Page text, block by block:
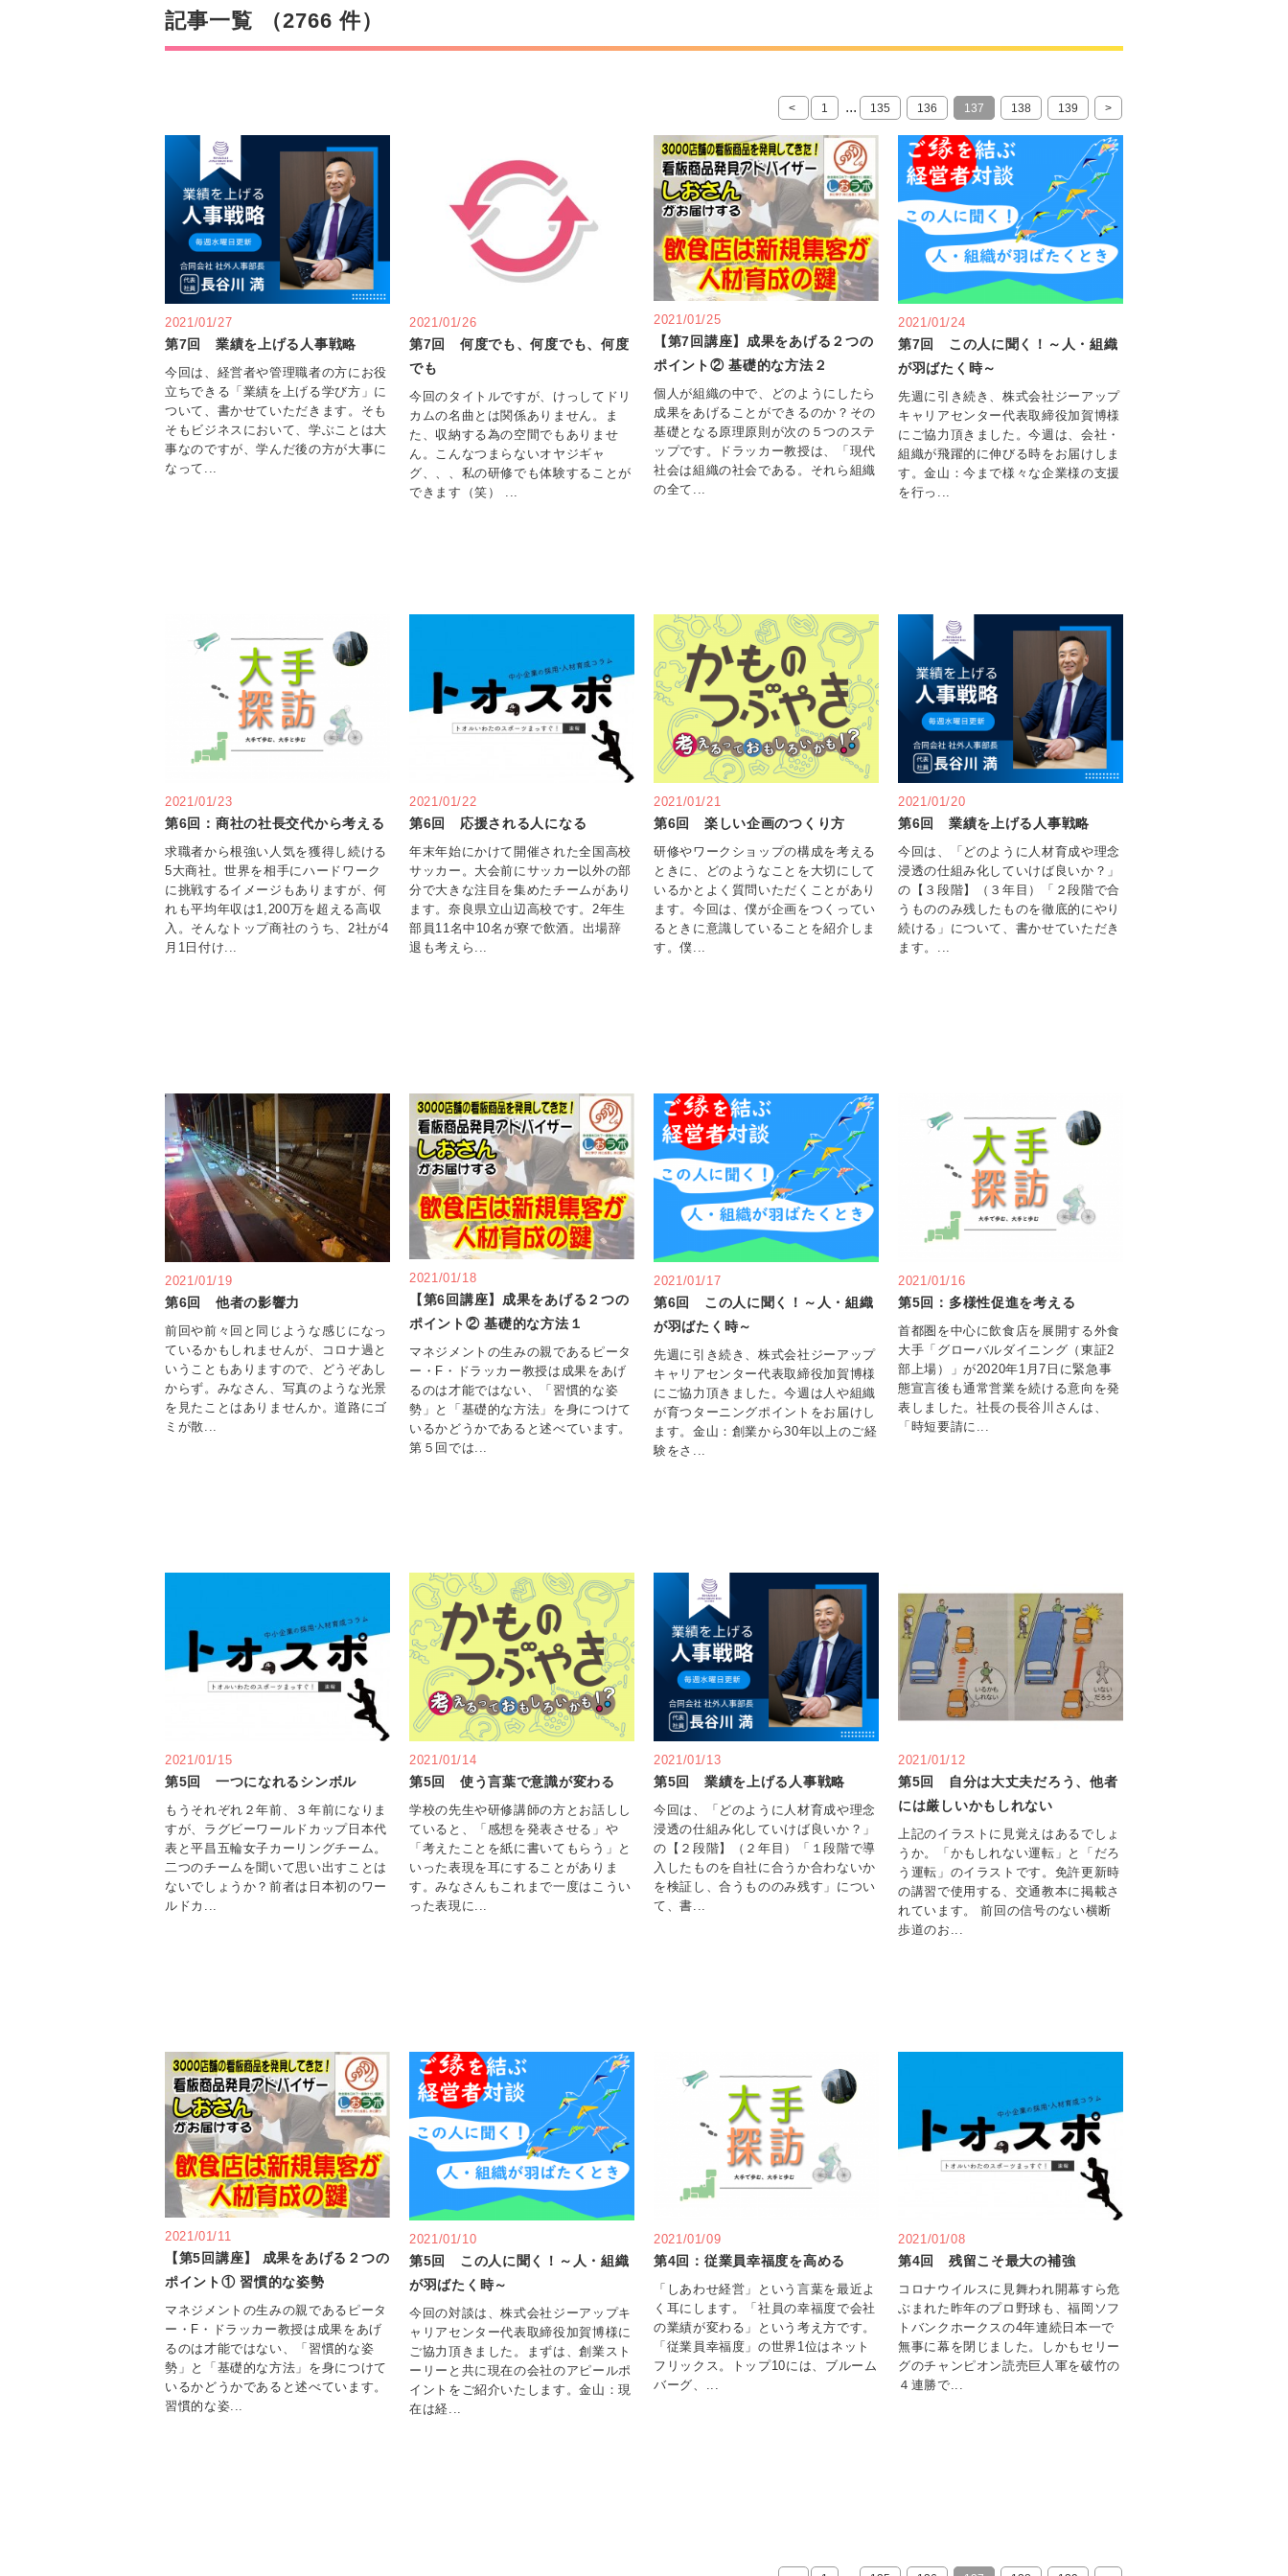
記事一覧 （2766 件）
< 1 ... 135 136 137 138 139 >
2021/01/27
第7回 業績を上げる人事戦略
今回は、経営者や管理職者の方にお役
立ちできる「業績を上げる学び方」に
ついて、書かせていただきます。そも
そもビジネスにおいて、学ぶことは大
事なのですが、学んだ後の方が大事に
なって...
2021/01/26
第7回 何度でも、何度でも、何度
でも
今回のタイトルですが、けっしてドリ
カムの名曲とは関係ありません。ま
た、収納する為の空間でもありませ
ん。こんなつまらないオヤジギャ
グ、、、私の研修でも体験することが
できます（笑） ...
2021/01/25
【第7回講座】成果をあげる２つの
ポイント② 基礎的な方法２
個人が組織の中で、どのようにしたら
成果をあげることができるのか？その
基礎となる原理原則が次の５つのステ
ップです。ドラッカー教授は、「現代
社会は組織の社会である。それら組織
の全て...
2021/01/24
第7回 この人に聞く！～人・組織
が羽ばたく時～
先週に引き続き、株式会社ジーアップ
キャリアセンター代表取締役加賀博様
にご協力頂きました。今週は、会社・
組織が飛躍的に伸びる時をお届けしま
す。金山：今まで様々な企業様の支援
を行っ...
2021/01/23
第6回：商社の社長交代から考える
求職者から根強い人気を獲得し続ける
5大商社。世界を相手にハードワーク
に挑戦するイメージもありますが、何
れも平均年収は1,200万を超える高収
入。そんなトップ商社のうち、2社が4
月1日付け...
2021/01/22
第6回 応援される人になる
年末年始にかけて開催された全国高校
サッカー。大会前にサッカー以外の部
分で大きな注目を集めたチームがあり
ます。奈良県立山辺高校です。2年生
部員11名中10名が寮で飲酒。出場辞
退も考えら...
2021/01/21
第6回 楽しい企画のつくり方
研修やワークショップの構成を考える
ときに、どのようなことを大切にして
いるかとよく質問いただくことがあり
ます。今回は、僕が企画をつくってい
るときに意識していることを紹介しま
す。僕...
2021/01/20
第6回 業績を上げる人事戦略
今回は、「どのように人材育成や理念
浸透の仕組み化していけば良いか？」
の【３段階】（３年目）「２段階で合
うもののみ残したものを徹底的にやり
続ける」について、書かせていただき
ます。...
2021/01/19
第6回 他者の影響力
前回や前々回と同じような感じになっ
ているかもしれませんが、コロナ過と
いうこともありますので、どうぞあし
からず。みなさん、写真のような光景
を見たことはありませんか。道路にゴ
ミが散...
2021/01/18
【第6回講座】成果をあげる２つの
ポイント② 基礎的な方法１
マネジメントの生みの親であるピータ
ー・F・ドラッカー教授は成果をあげ
るのは才能ではない、「習慣的な姿
勢」と「基礎的な方法」を身につけて
いるかどうかであると述べています。
第５回では...
2021/01/17
第6回 この人に聞く！～人・組織
が羽ばたく時～
先週に引き続き、株式会社ジーアップ
キャリアセンター代表取締役加賀博様
にご協力頂きました。今週は人や組織
が育つターニングポイントをお届けし
ます。金山：創業から30年以上のご経
験をさ...
2021/01/16
第5回：多様性促進を考える
首都圏を中心に飲食店を展開する外食
大手「グローバルダイニング（東証2
部上場）」が2020年1月7日に緊急事
態宣言後も通常営業を続ける意向を発
表しました。社長の長谷川さんは、
「時短要請に...
2021/01/15
第5回 一つになれるシンボル
もうそれぞれ２年前、３年前になりま
すが、ラグビーワールドカップ日本代
表と平昌五輪女子カーリングチーム。
二つのチームを聞いて思い出すことは
ないでしょうか？前者は日本初のワー
ルドカ...
2021/01/14
第5回 使う言葉で意識が変わる
学校の先生や研修講師の方とお話しし
ていると、「感想を発表させる」や
「考えたことを紙に書いてもらう」と
いった表現を耳にすることがありま
す。みなさんもこれまで一度はこうい
った表現に...
2021/01/13
第5回 業績を上げる人事戦略
今回は、「どのように人材育成や理念
浸透の仕組み化していけば良いか？」
の【２段階】（２年目）「１段階で導
入したものを自社に合うか合わないか
を検証し、合うもののみ残す」につい
て、書...
2021/01/12
第5回 自分は大丈夫だろう、他者
には厳しいかもしれない
上記のイラストに見覚えはあるでしょ
うか。「かもしれない運転」と「だろ
う運転」のイラストです。免許更新時
の講習で使用する、交通教本に掲載さ
れています。 前回の信号のない横断
歩道のお...
2021/01/11
【第5回講座】 成果をあげる２つの
ポイント① 習慣的な姿勢
マネジメントの生みの親であるピータ
ー・F・ドラッカー教授は成果をあげ
るのは才能ではない、「習慣的な姿
勢」と「基礎的な方法」を身につけて
いるかどうかであると述べています。
習慣的な姿...
2021/01/10
第5回 この人に聞く！～人・組織
が羽ばたく時～
今回の対談は、株式会社ジーアップキ
ャリアセンター代表取締役加賀博様に
ご協力頂きました。まずは、創業スト
ーリーと共に現在の会社のアピールポ
イントをご紹介いたします。金山：現
在は経...
2021/01/09
第4回：従業員幸福度を高める
「しあわせ経営」という言葉を最近よ
く耳にします。「社員の幸福度で会社
の業績が変わる」という考え方です。
「従業員幸福度」の世界1位はネット
フリックス。トップ10には、ブルーム
バーグ、...
2021/01/08
第4回 残留こそ最大の補強
コロナウイルスに見舞われ開幕すら危
ぶまれた昨年のプロ野球も、福岡ソフ
トバンクホークスの4年連続日本一で
無事に幕を閉じました。しかもセリー
グのチャンピオン読売巨人軍を破竹の
４連勝で...